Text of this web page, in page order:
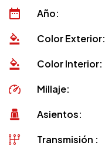
Año:
Color Exterior:
Color Interior:
Millaje:
Asientos:
Transmisión :